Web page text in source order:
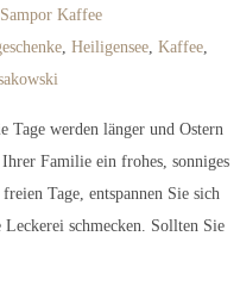
Sampor Kaffee
, Heiligensee, Kaffee,
werden länger und Ostern
Familie ein frohes, sonniges
Tage, entspannen Sie sich
Leckerei schmecken. Sollten Sie